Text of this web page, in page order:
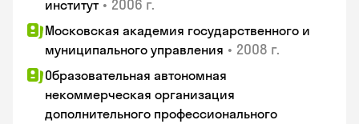
институт • 2006 г.
Московская академия государственного и
муниципального управления • 2008 г.
Образовательная автономная
некоммерческая организация
дополнительного профессионального